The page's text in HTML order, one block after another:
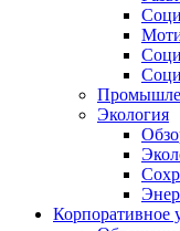
Экология
Корпоративное